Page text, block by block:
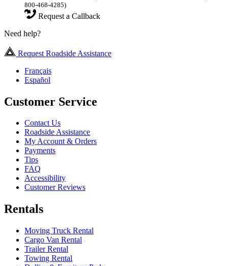
800-468-4285)
Request a Callback
Need help?
Request Roadside Assistance
Français
Español
Customer Service
Contact Us
Roadside Assistance
My Account & Orders
Payments
Tips
FAQ
Accessibility
Customer Reviews
Rentals
Moving Truck Rental
Cargo Van Rental
Trailer Rental
Towing Rental